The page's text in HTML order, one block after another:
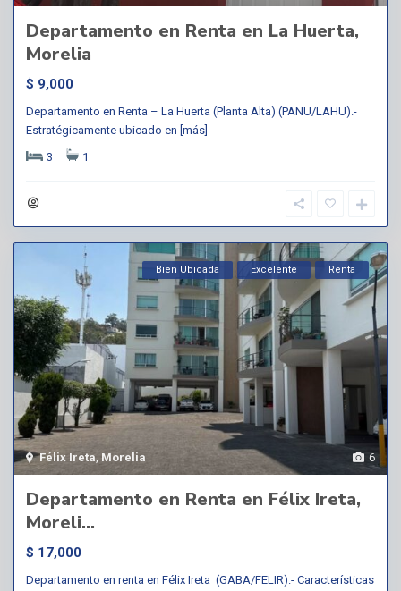
Departamento en Renta en La Huerta,
Morelia
$ 9,000
Departamento en Renta – La Huerta (Planta Alta) (PANU/LAHU).-
Estratégicamente ubicado en [más]
3
1
6
Félix Ireta, Morelia
Bien Ubicada Excelente Renta
Departamento en Renta en Félix Ireta,
Moreli...
$ 17,000
Departamento en renta en Félix Ireta (GABA/FELIR).- Características